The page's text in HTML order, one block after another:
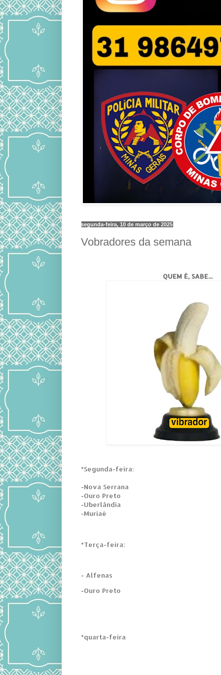
segunda-feira, 10 de março de 2025
Vobradores da semana
QUEM É, SABE...
*Segunda-feira:
-Nova Serrana
-Ouro Preto
-Uberlândia
-Muriaé
*Terça-feira:
- Alfenas
-Ouro Preto
*quarta-feira